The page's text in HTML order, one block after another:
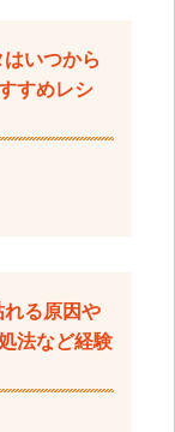
いつから
すめレシ
る原因や
法など経験